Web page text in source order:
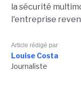
la sécurité
l'entreprise
Article rédigé par
Louise Costa
Journaliste